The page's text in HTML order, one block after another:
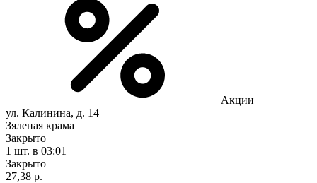
Акции
ул. Калинина, д. 14
Зяленая крама
Закрыто
1 шт. в 03:01
Закрыто
27,38 р.